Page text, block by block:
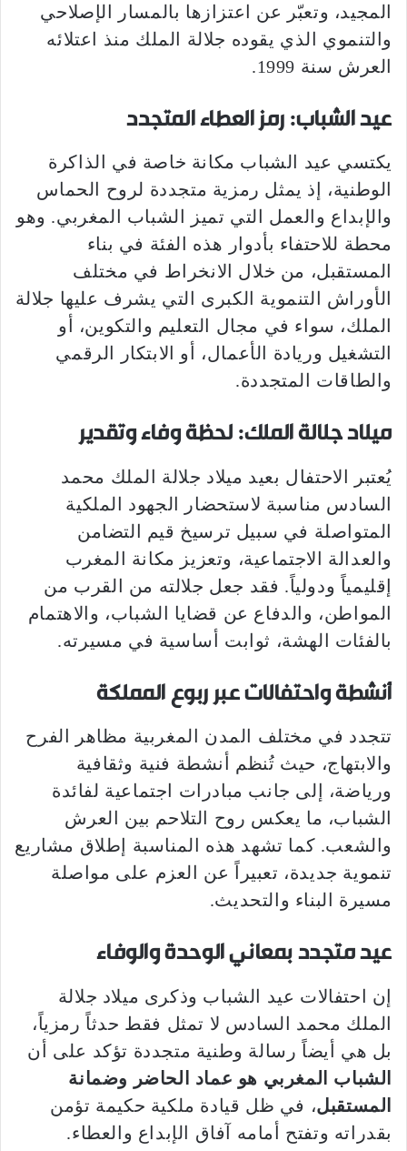
المجيد، وتعبّر عن اعتزازها بالمسار الإصلاحي
والتنموي الذي يقوده جلالة الملك منذ اعتلائه
العرش سنة 1999.
عيد الشباب: رمز العطاء المتجدد
يكتسي عيد الشباب مكانة خاصة في الذاكرة
الوطنية، إذ يمثل رمزية متجددة لروح الحماس
والإبداع والعمل التي تميز الشباب المغربي. وهو
محطة للاحتفاء بأدوار هذه الفئة في بناء
المستقبل، من خلال الانخراط في مختلف
الأوراش التنموية الكبرى التي يشرف عليها جلالة
الملك، سواء في مجال التعليم والتكوين، أو
التشغيل وريادة الأعمال، أو الابتكار الرقمي
والطاقات المتجددة.
ميلاد جلالة الملك: لحظة وفاء وتقدير
يُعتبر الاحتفال بعيد ميلاد جلالة الملك محمد
السادس مناسبة لاستحضار الجهود الملكية
المتواصلة في سبيل ترسيخ قيم التضامن
والعدالة الاجتماعية، وتعزيز مكانة المغرب
إقليمياً ودولياً. فقد جعل جلالته من القرب من
المواطن، والدفاع عن قضايا الشباب، والاهتمام
بالفئات الهشة، ثوابت أساسية في مسيرته.
أنشطة واحتفالات عبر ربوع المملكة
تتجدد في مختلف المدن المغربية مظاهر الفرح
والابتهاج، حيث تُنظم أنشطة فنية وثقافية
ورياضة، إلى جانب مبادرات اجتماعية لفائدة
الشباب، ما يعكس روح التلاحم بين العرش
والشعب. كما تشهد هذه المناسبة إطلاق مشاريع
تنموية جديدة، تعبيراً عن العزم على مواصلة
مسيرة البناء والتحديث.
عيد متجدد بمعاني الوحدة والوفاء
إن احتفالات عيد الشباب وذكرى ميلاد جلالة
الملك محمد السادس لا تمثل فقط حدثاً رمزياً،
بل هي أيضاً رسالة وطنية متجددة تؤكد على أن
الشباب المغربي هو عماد الحاضر وضمانة
المستقبل، في ظل قيادة ملكية حكيمة تؤمن
بقدراته وتفتح أمامه آفاق الإبداع والعطاء.